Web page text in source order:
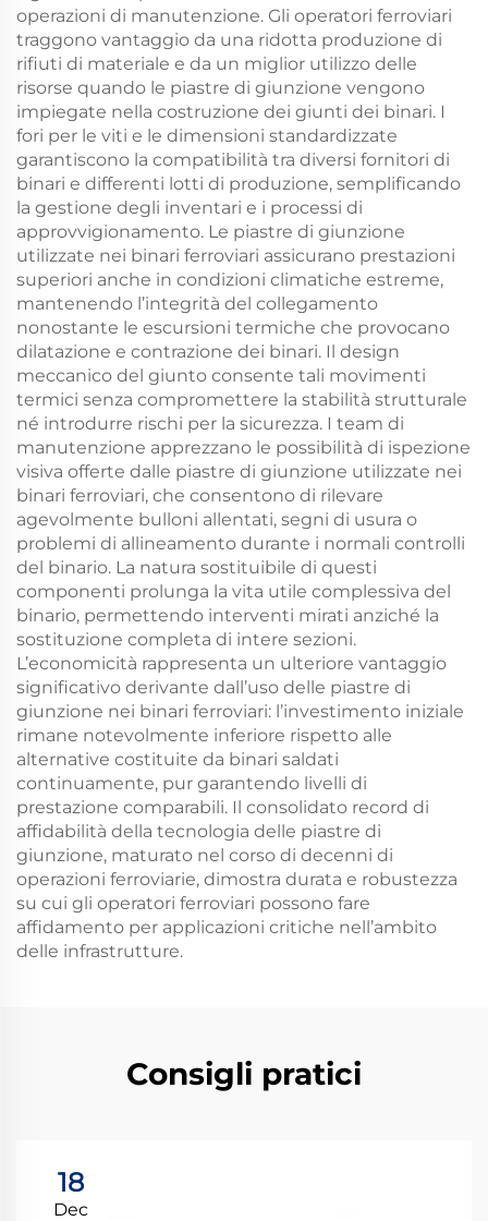
operazioni di manutenzione. Gli operatori ferroviari
traggono vantaggio da una ridotta produzione di
rifiuti di materiale e da un miglior utilizzo delle
risorse quando le piastre di giunzione vengono
impiegate nella costruzione dei giunti dei binari. I
fori per le viti e le dimensioni standardizzate
garantiscono la compatibilità tra diversi fornitori di
binari e differenti lotti di produzione, semplificando
la gestione degli inventari e i processi di
approvvigionamento. Le piastre di giunzione
utilizzate nei binari ferroviari assicurano prestazioni
superiori anche in condizioni climatiche estreme,
mantenendo l’integrità del collegamento
nonostante le escursioni termiche che provocano
dilatazione e contrazione dei binari. Il design
meccanico del giunto consente tali movimenti
termici senza compromettere la stabilità strutturale
né introdurre rischi per la sicurezza. I team di
manutenzione apprezzano le possibilità di ispezione
visiva offerte dalle piastre di giunzione utilizzate nei
binari ferroviari, che consentono di rilevare
agevolmente bulloni allentati, segni di usura o
problemi di allineamento durante i normali controlli
del binario. La natura sostituibile di questi
componenti prolunga la vita utile complessiva del
binario, permettendo interventi mirati anziché la
sostituzione completa di intere sezioni.
L’economicità rappresenta un ulteriore vantaggio
significativo derivante dall’uso delle piastre di
giunzione nei binari ferroviari: l’investimento iniziale
rimane notevolmente inferiore rispetto alle
alternative costituite da binari saldati
continuamente, pur garantendo livelli di
prestazione comparabili. Il consolidato record di
affidabilità della tecnologia delle piastre di
giunzione, maturato nel corso di decenni di
operazioni ferroviarie, dimostra durata e robustezza
su cui gli operatori ferroviari possono fare
affidamento per applicazioni critiche nell’ambito
delle infrastrutture.
Consigli pratici
18
Dec